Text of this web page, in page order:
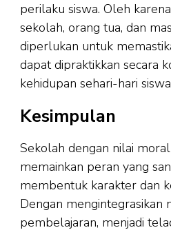
perilaku siswa. Oleh
sekolah, orang tua, dan
diperlukan untuk
dapat dipraktikkan secara
kehidupan sehari-hari
Kesimpulan
Sekolah dengan nilai
memainkan peran yang
membentuk karakter dan
Dengan mengintegrasikan
pembelajaran, menjadi